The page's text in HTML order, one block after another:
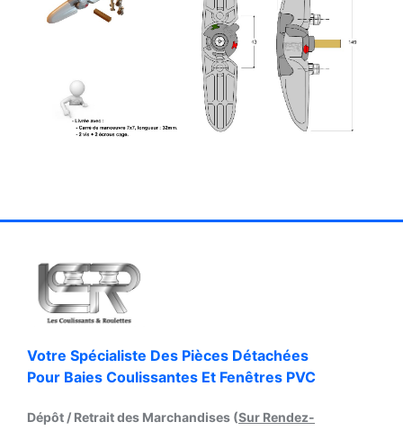
Votre Spécialiste Des Pièces Détachées
Pour Baies Coulissantes Et Fenêtres PVC
Dépôt / Retrait des Marchandises (Sur Rendez-